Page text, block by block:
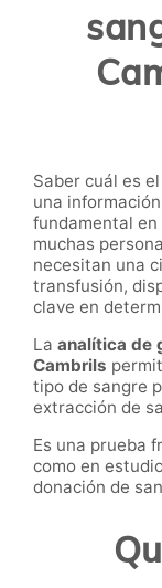
Saber cuál es
una
fundamental en
muchas
necesitan una
transfusión,
clave en
La analítica de
Cambrils
tipo de sangre
extracción de
Es una prueba
como en
donación de